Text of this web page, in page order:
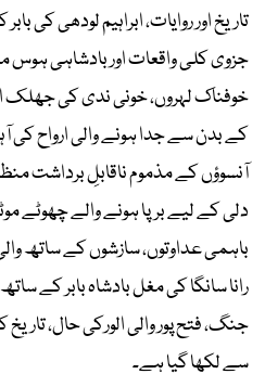
تاریخ اور روایات، ابراہیم لودھی کی
جزوی کلی واقعات اور بادشاہی ہوس
خوفناک لہروں، خونی ندی کی جھلک
کے بدن سے جدا ہونے والی ارواح کی
آنسوؤں کے مذموم ناقابلِ برداشت
دلی کے لیے برپا ہونے والے چھوٹے
باہمی عداوتوں، سازشوں کے ساتھ
رانا سانگا کی مغل بادشاہ بابر کے
جنگ، فتح پور والی الورکی حال،
سے لکھا گیا ہے۔